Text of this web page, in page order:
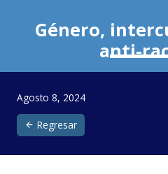
Noticias
Biblioteca
Contacto
Italia 5×1000
Género,
anti-
Agosto 8, 2024
Regresar